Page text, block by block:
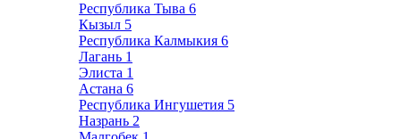
Республика Тыва 6
Кызыл 5
Республика Калмыкия 6
Лагань 1
Элиста 1
Астана 6
Республика Ингушетия 5
Назрань 2